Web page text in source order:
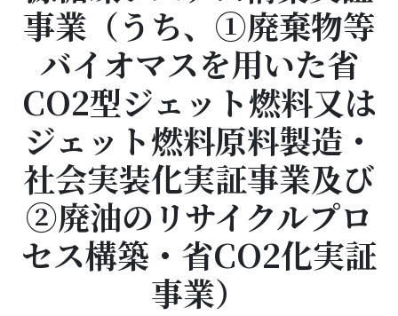
事業（うち、①廃棄物等
バイオマスを用いた省
CO2型ジェット燃料又は
ジェット燃料原料製造・
社会実装化実証事業及び
➁廃油のリサイクルプロ
セス構築・省CO2化実証
事業）